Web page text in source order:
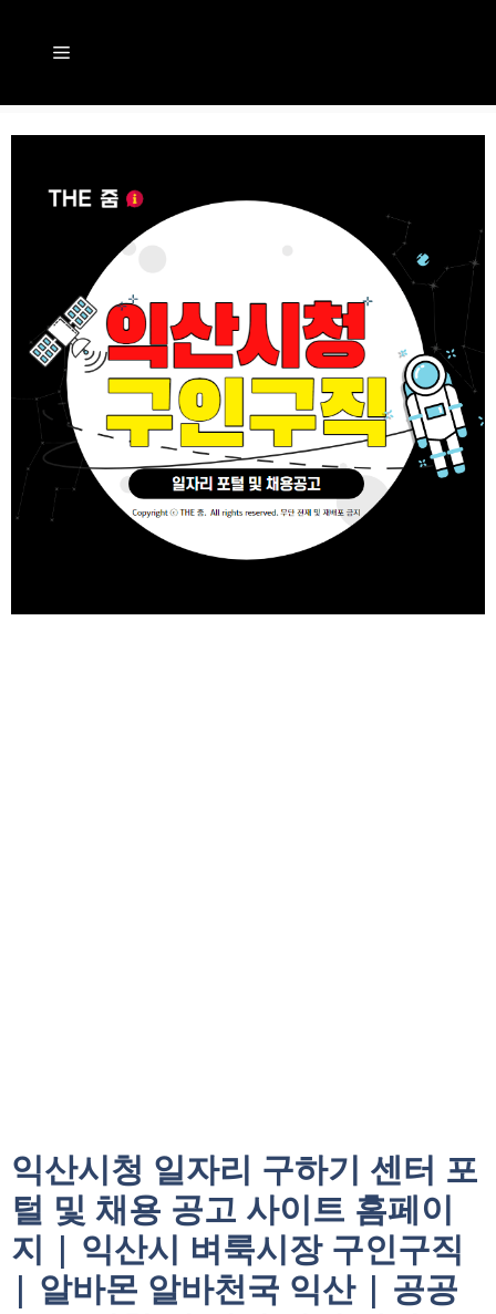
로
메
뉴
익산시청 일자리 구하기 센터 포
털 및 채용 공고 사이트 홈페이
지 | 익산시 벼룩시장 구인구직
| 알바몬 알바천국 익산 | 공공